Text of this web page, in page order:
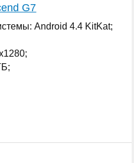
G7
Android 4.4 KitKat;